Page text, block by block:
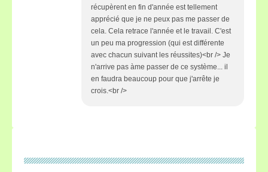
récupèrent en fin d'année est tellement
apprécié que je ne peux pas me passer de
cela. Cela retrace l'année et le travail. C'est
un peu ma progression (qui est différente
avec chacun suivant les réussites)<br /> Je
n'arrive pas àme passer de ce système... il
en faudra beaucoup pour que j'arrête je
crois.<br />